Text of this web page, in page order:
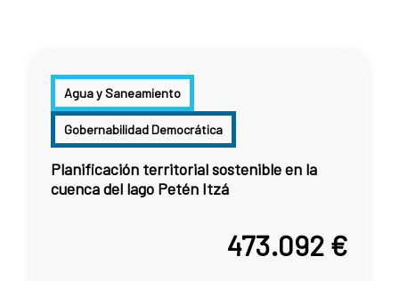
Agua y Saneamiento
Gobernabilidad Democrática
Planificación territorial sostenible en la
cuenca del lago Petén Itzá
473.092 €